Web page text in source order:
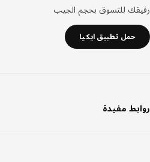
للتسوق بحجم الجيب
حمل تطبيق ايكيا
مفيدة